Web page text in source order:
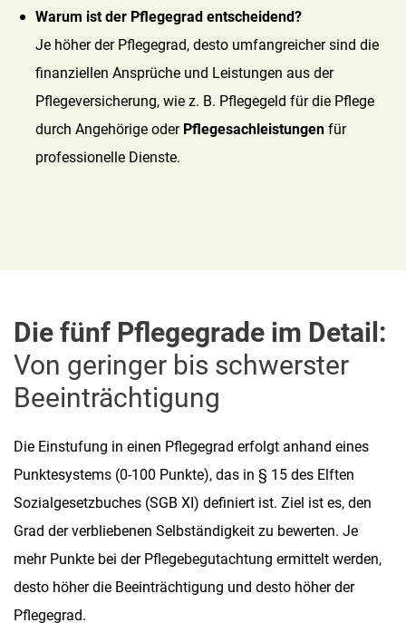
Warum ist der Pflegegrad entscheidend?
Je höher der Pflegegrad, desto umfangreicher sind die
finanziellen Ansprüche und Leistungen aus der
Pflegeversicherung, wie z. B. Pflegegeld für die Pflege
durch Angehörige oder Pflegesachleistungen für
professionelle Dienste.
Die fünf Pflegegrade im Detail:
Von geringer bis schwerster
Beeinträchtigung
Die Einstufung in einen Pflegegrad erfolgt anhand eines
Punktesystems (0-100 Punkte), das in § 15 des Elften
Sozialgesetzbuches (SGB XI) definiert ist. Ziel ist es, den
Grad der verbliebenen Selbständigkeit zu bewerten. Je
mehr Punkte bei der Pflegebegutachtung ermittelt werden,
desto höher die Beeinträchtigung und desto höher der
Pflegegrad.